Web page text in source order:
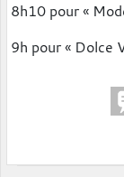
8h10 pour «
9h pour « Dolce